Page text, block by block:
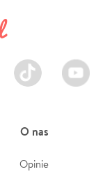
TikTok Youtube
O nas
Opinie